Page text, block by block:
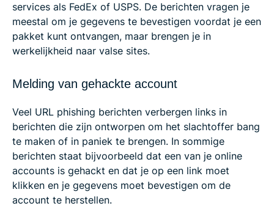
services als FedEx of USPS. De berichten vragen je
meestal om je gegevens te bevestigen voordat je een
pakket kunt ontvangen, maar brengen je in
werkelijkheid naar valse sites.
Melding van gehackte account
Veel URL phishing berichten verbergen links in
berichten die zijn ontworpen om het slachtoffer bang
te maken of in paniek te brengen. In sommige
berichten staat bijvoorbeeld dat een van je online
accounts is gehackt en dat je op een link moet
klikken en je gegevens moet bevestigen om de
account te herstellen.